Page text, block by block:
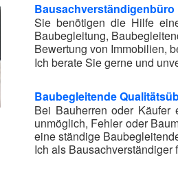
Sie benötigen die Hilfe
Baubegleitung,
Bewertung von Immobilien,
Ich berate Sie gerne und
Baubegleitende
Bei Bauherren oder Käufer
unmöglich, Fehler oder
eine ständige
Ich als